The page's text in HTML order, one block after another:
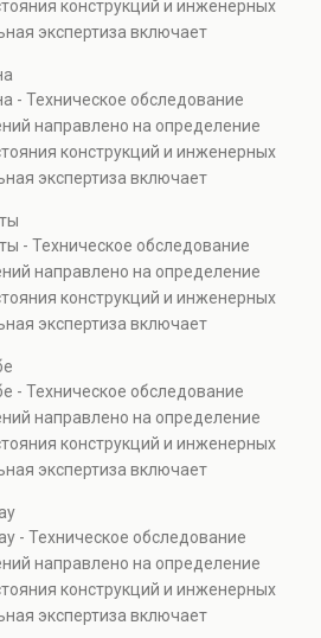
и
и безопасной
эксплуатации объектов.
конструкций и инженерных
экспертиза включает
эксплуатационной безопасности.
при покупке недвижимости,
и реконструкции объектов, а
разбирательствах и технических
- Техническое обследование
направлено на определение
конструкций и инженерных
экспертиза включает
эксплуатационной безопасности.
при покупке недвижимости,
и реконструкции объектов, а
разбирательствах и технических
- Техническое обследование
направлено на определение
конструкций и инженерных
экспертиза включает
эксплуатационной безопасности.
при покупке недвижимости,
и реконструкции объектов, а
разбирательствах и технических
- Техническое обследование
направлено на определение
конструкций и инженерных
экспертиза включает
эксплуатационной безопасности.
при покупке недвижимости,
и реконструкции объектов, а
разбирательствах и технических
- Техническое обследование
направлено на определение
конструкций и инженерных
экспертиза включает